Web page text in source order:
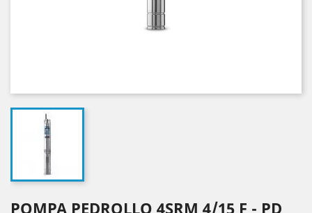
POMPA PEDROLLO 4SRM 4/15 F - PD